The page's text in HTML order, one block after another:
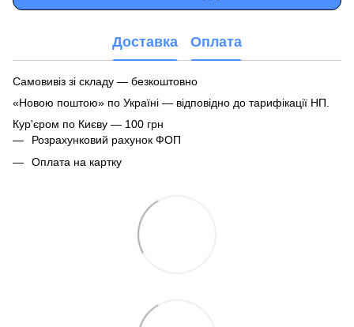
Доставка Оплата
Самовивіз зі складу — безкоштовно
«Новою поштою» по Україні — відповідно до тарифікації НП.
Кур'єром по Києву — 100 грн
Розрахунковий рахунок ФОП
Оплата на картку